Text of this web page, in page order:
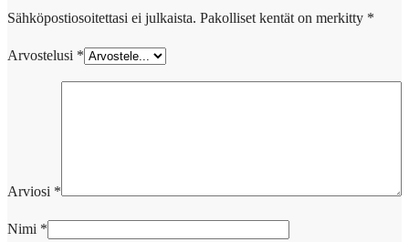
Sähköpostiosoitettasi ei julkaista. Pakolliset kentät on merkitty *
Arvostelusi *
Arviosi *
Nimi *